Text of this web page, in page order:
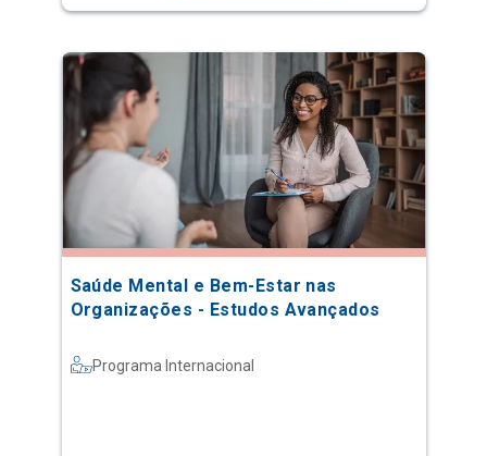
Saúde Mental e Bem-Estar nas
Organizações - Estudos Avançados
Programa Internacional